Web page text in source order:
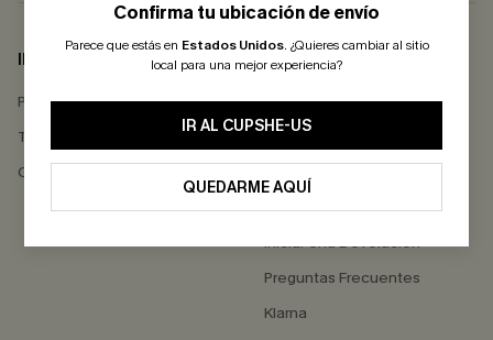
Confirma tu ubicación de envío
Parece que estás en Estados Unidos. ¿Quieres cambiar al sitio
local para una mejor experiencia?
IR AL CUPSHE-US
QUEDARME AQUÍ
INFO DE EMPRESA
Política de Privacidad
Términos & Condiciones
Comentarios de Clientes
AYUDA
Contactarnos
Estado del Pedido
Devoluciones
Iniciar Una Devolución
Preguntas Frecuentes
Klarna